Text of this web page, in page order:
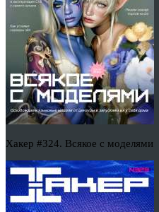
Хакер #324. Всякое с моделями